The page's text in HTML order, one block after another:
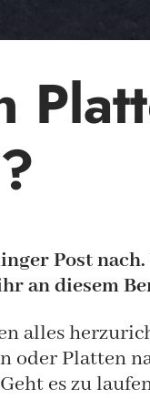
Post
an diesem
alles
oder Platten
es zu